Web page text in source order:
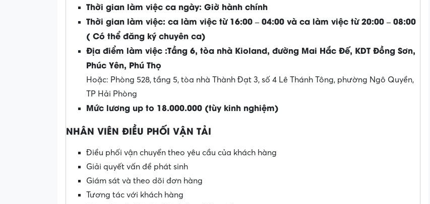
Thời gian làm việc ca ngày: Giờ hành chính
Thời gian làm việc: ca làm việc từ 16:00 – 04:00 và ca làm việc từ 20:00 – 08:00
( Có thể đăng ký chuyên ca)
Địa điểm làm việc :Tầng 6, tòa nhà Kioland, đường Mai Hắc Đế, KDT Đồng Sơn,
Phúc Yên, Phú Thọ
Hoặc: Phòng 528, tầng 5, tòa nhà Thành Đạt 3, số 4 Lê Thánh Tông, phường Ngô Quyền,
TP Hải Phòng
Mức lương up to 18.000.000 (tùy kinh nghiệm)
NHÂN VIÊN ĐIỀU PHỐI VẬN TẢI
Điều phối vận chuyển theo yêu cầu của khách hàng
Giải quyết vấn đề phát sinh
Giám sát và theo dõi đơn hàng
Tương tác với khách hàng